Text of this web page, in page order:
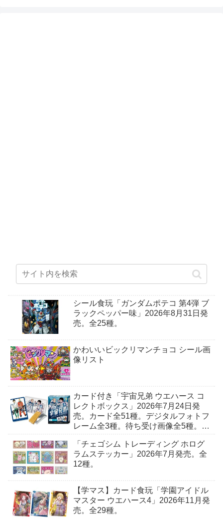
シール食玩「ガンダムポテコ 第4弾 ブ
ラックペッパー味」2026年8月31日発
売。全25種。
かわいいビックリマンチョコ シール画
像リスト
カード付き「宇宙兄弟 ウエハース コ
レクトボックス」2026年7月24日発
売。カード全51種。デジタルフォトフ
レーム全3種。待ち受け画像全5種。ロ
「チェゴシム トレーディング ホログ
ラムステッカー」2026年7月発売。全
12種。
【学マス】カード食玩「学園アイドル
マスター ウエハース4」2026年11月発
売。全29種。